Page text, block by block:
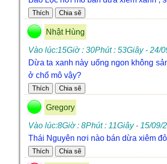
Nhật Hùng
Vào lúc:15Giờ : 30Phút : 53Giây - 24/
Dừa ta xanh này uống ngon không
ở chổ mô vậy?
Gregory
Vào lúc:8Giờ : 8Phút : 11Giây - 15/09/
Thái Nguyên nơi nào bán dừa xiêm